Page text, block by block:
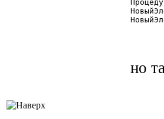
но